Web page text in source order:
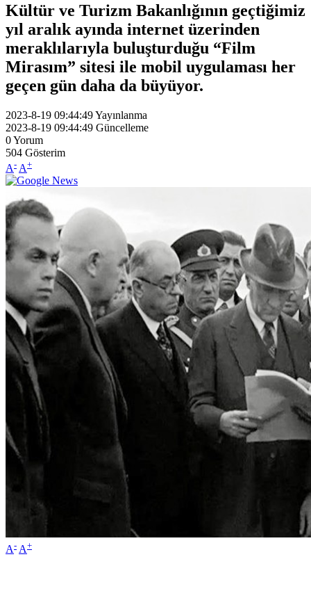
Kültür ve Turizm Bakanlığının geçtiğimiz
yıl aralık ayında internet üzerinden
meraklılarıyla buluşturduğu “Film
Mirasım” sitesi ile mobil uygulaması her
geçen gün daha da büyüyor.
2023-8-19 09:44:49Yayınlanma
2023-8-19 09:44:49 Güncelleme
0Yorum
504 Gösterim
A- A+
A- A+